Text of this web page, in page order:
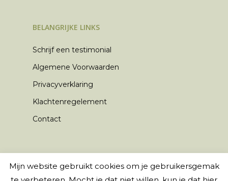
BELANGRIJKE LINKS
Schrijf een testimonial
Algemene Voorwaarden
Privacyverklaring
Klachtenregelement
Contact
© 2026 Kei Kids Coaching. Webdesign door
Mijn website gebruikt cookies om je gebruikersgemak